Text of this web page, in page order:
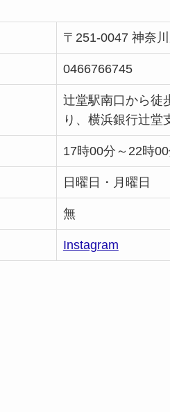
〒251-0047 神奈
0466766745
辻堂駅南口から徒
り、横浜銀行辻堂
17時00分～22時
日曜日・月曜日
無
Instagram